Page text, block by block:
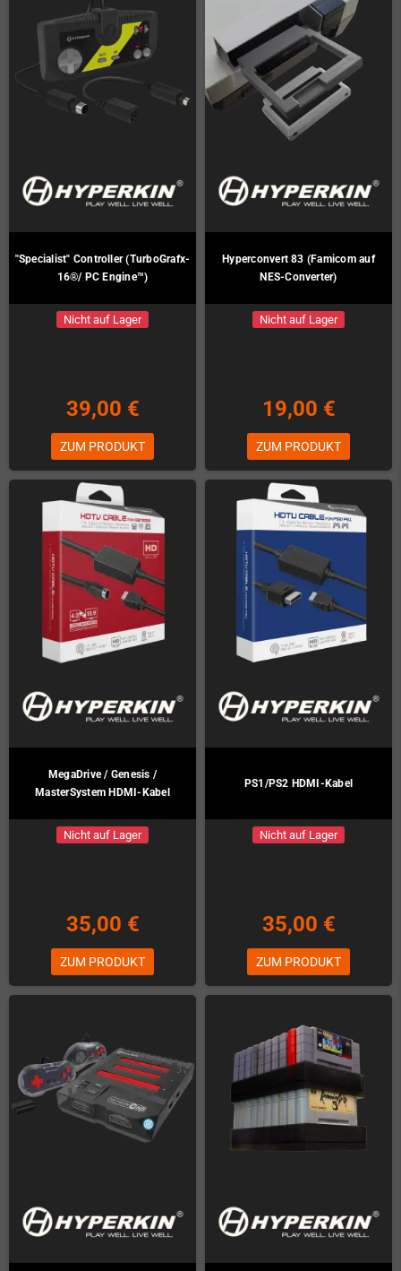
"Specialist" Controller (TurboGrafx-
16®/ PC Engine™)
Nicht auf Lager
39,00 €
ZUM PRODUKT
Hyperconvert 83 (Famicom auf
NES-Converter)
Nicht auf Lager
19,00 €
ZUM PRODUKT
MegaDrive / Genesis /
MasterSystem HDMI-Kabel
Nicht auf Lager
35,00 €
ZUM PRODUKT
PS1/PS2 HDMI-Kabel
Nicht auf Lager
35,00 €
ZUM PRODUKT